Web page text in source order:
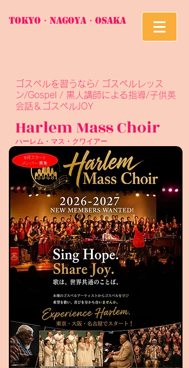
TOKYO・Nagoya・Osaka
​ゴスペルを習うなら/ ゴスペルレッス
ン/Gospel / 黒人講師による指導/子供英
会話＆ゴスペルJOY
Harlem Mass Choir
ハーレム・マス・クワイアー
KIDS ENGLISH &GOSPEL CLASS Joy
お気軽に問合せ下さい
E-Mailg_salon@hotmail.com
090-9040-3475(HMC事務局）
参加・体験・休会・脱会フォーム
Butch最新CD購入